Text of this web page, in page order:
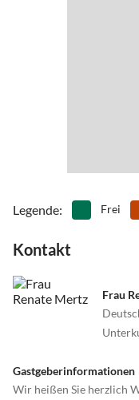
Legende: Frei
Kontakt
Frau
Gastgeberinformationen
Wir heißen Sie herzlich